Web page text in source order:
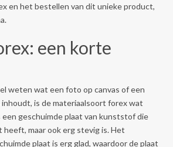
en het bestellen van dit unieke product,
een korte
weten wat een foto op canvas of een
is de materiaalsoort forex wat
een geschuimde plaat van kunststof die
maar ook erg stevig is. Het
plaat is erg glad, waardoor de plaat